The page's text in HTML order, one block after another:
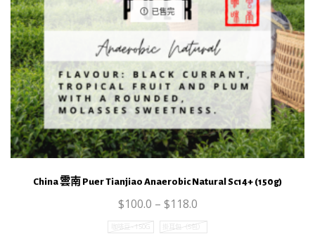
已售完
China 雲南 Puer Tianjiao Anaerobic Natural Sc14+ (150g)
$100.0 – $118.0
咖啡豆 - 150G 掛耳包（5包）